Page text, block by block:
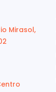
Mirasol,